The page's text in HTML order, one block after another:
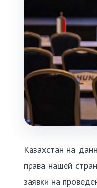
Казахстан на
права нашей
заявки на